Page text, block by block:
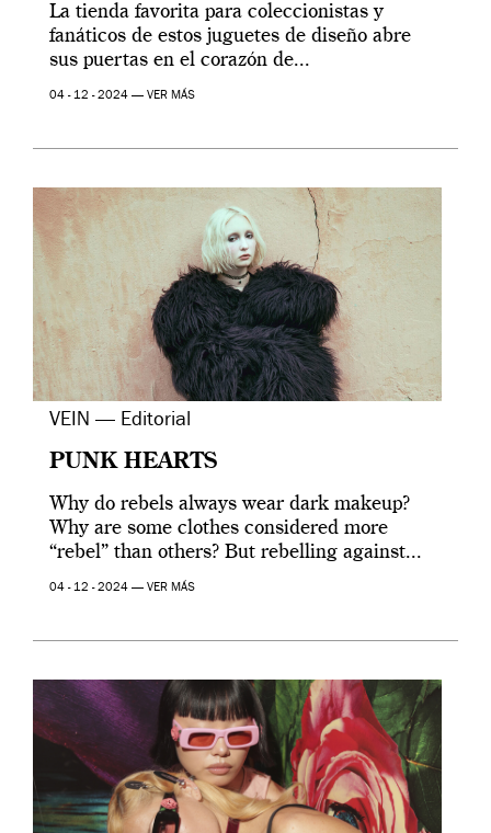
La tienda favorita para coleccionistas y
fanáticos de estos juguetes de diseño abre
sus puertas en el corazón de...
04 - 12 - 2024 — VER MÁS
VEIN — Editorial
PUNK HEARTS
Why do rebels always wear dark makeup?
Why are some clothes considered more
“rebel” than others? But rebelling against...
04 - 12 - 2024 — VER MÁS